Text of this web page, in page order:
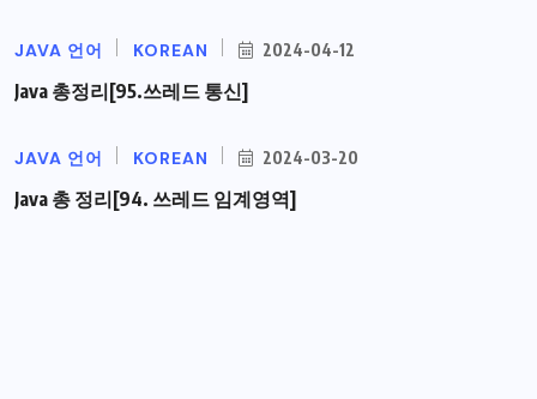
JAVA 언어 KOREAN 2024-04-12
Java 총정리[95.쓰레드 통신]
JAVA 언어 KOREAN 2024-03-20
Java 총 정리[94. 쓰레드 임계영역]